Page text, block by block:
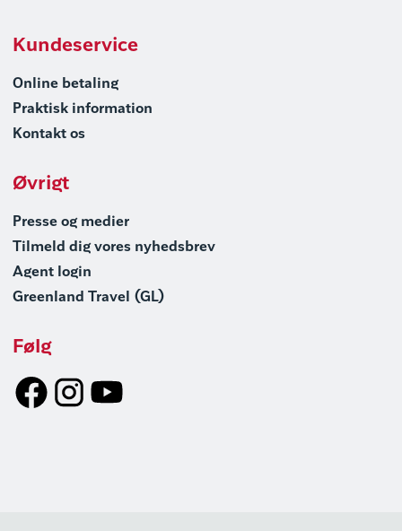
Kundeservice
Online betaling
Praktisk information
Kontakt os
Øvrigt
Presse og medier
Tilmeld dig vores nyhedsbrev
Agent login
Greenland Travel (GL)
Følg